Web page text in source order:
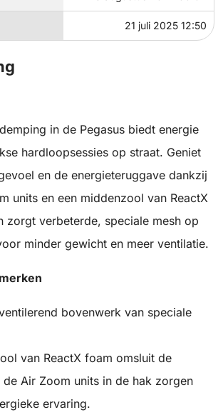
21 juli 2025 12:50
in de Pegasus biedt energie
hardloopsessies op straat. Geniet
en de energieteruggave dankzij
units en een middenzool van ReactX
zorgt verbeterde, speciale mesh op
minder gewicht en meer ventilatie.
bovenwerk van speciale
van ReactX foam omsluit de
Air Zoom units in de hak zorgen
ervaring.